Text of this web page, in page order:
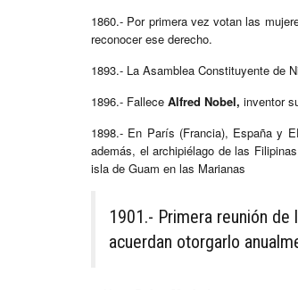
1860.- Por primera vez votan las
reconocer ese derecho.
1893.- La Asamblea Constituyente de
1896.- Fallece Alfred Nobel, inventor
1898.- En París (Francia), España y
además, el archipiélago de las
isla de Guam en las Marianas
1901.- Primera reunión
acuerdan otorgarlo